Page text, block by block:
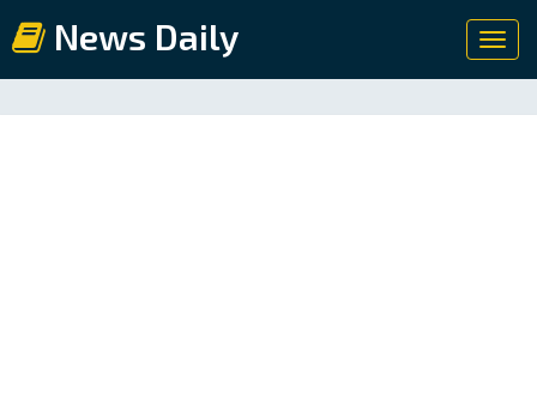
News Daily